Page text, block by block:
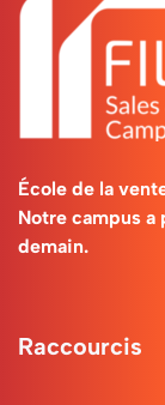
Une
formation
en
pour
École de la
Notre campus
demain.
Raccourcis